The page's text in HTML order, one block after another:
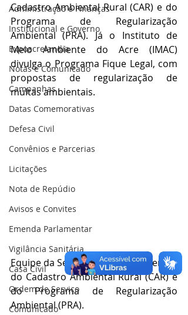
Administração e Finanças
Institucional e Governo
Expoacrelandia
Notas e Comunicado
Campanhas
Datas Comemorativas
Defesa Civil
Convênios e Parcerias
Licitações
Nota de Repúdio
Avisos e Convites
Emenda Parlamentar
Vigilância Sanitária
Casa Civil
Ordem de Serviço
Comunicado
Cadastro Ambiental Rural (CAR) e do
Programa de Regularização
Ambiental (PRA). Já o Instituto de
Meio Ambiente do Acre (IMAC)
divulga o Programa Fique Legal, com
propostas de regularização de
multas ambientais.
Equipe da Sema realiza atendimentos
do Cadastro Ambiental Rural (CAR) e
do Programa de Regularização
Ambiental (PRA).